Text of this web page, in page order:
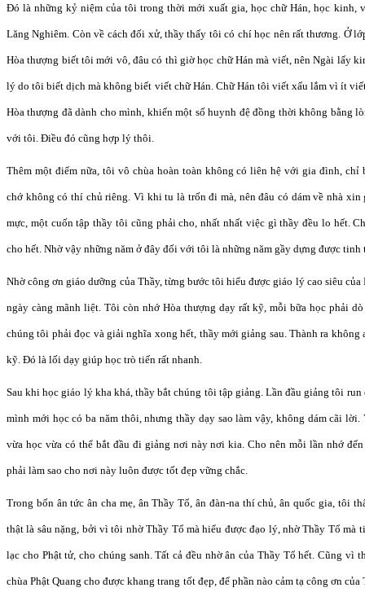
Đó là những kỷ niệm của tôi trong thời mới xuất gia, học chữ Hán, học kinh,
Lăng Nghiêm. Còn về cách đối xử, thầy thấy tôi có chí học nên rất thương. Ở
Hòa thượng biết tôi mới vô, đâu có thì giờ học chữ Hán mà viết, nên Ngài lấy
lý do tôi biết dịch mà không biết viết chữ Hán. Chữ Hán tôi viết xấu lắm vì ít
Hòa thượng đã dành cho mình, khiến một số huynh đệ đồng thời không bằng
với tôi. Điều đó cũng hợp lý thôi.
Thêm một điểm nữa, tôi vô chùa hoàn toàn không có liên hệ với gia đình, chỉ
chớ không có thí chủ riêng. Vì khi tu là trốn đi mà, nên đâu có dám về nhà
mực, một cuốn tập thầy tôi cũng phải cho, nhất nhất việc gì thầy đều lo hết.
cho hết. Nhờ vậy những năm ở đây đối với tôi là những năm gầy dựng được
Nhờ công ơn giáo dưỡng của Thầy, từng bước tôi hiểu được giáo lý cao siêu
ngày càng mãnh liệt. Tôi còn nhớ Hòa thượng dạy rất kỹ, mỗi bữa học phải
chúng tôi phải đọc và giải nghĩa xong hết, thầy mới giảng sau. Thành ra
kỹ. Đó là lối dạy giúp học trò tiến rất nhanh.
Sau khi học giáo lý kha khá, thầy bắt chúng tôi tập giảng. Lần đầu giảng tôi
mình mới học có ba năm thôi, nhưng thầy dạy sao làm vậy, không dám cãi
vừa học vừa có thể bắt đầu đi giảng nơi này nơi kia. Cho nên mỗi lần nhớ
phải làm sao cho nơi này luôn được tốt đẹp vững chắc.
Trong bốn ân tức ân cha mẹ, ân Thầy Tổ, ân đàn-na thí chủ, ân quốc gia, tôi
thật là sâu nặng, bởi vì tôi nhờ Thầy Tổ mà hiểu được đạo lý, nhờ Thầy Tổ mà
lạc cho Phật tử, cho chúng sanh. Tất cả đều nhờ ân của Thầy Tổ hết. Cũng vì
chùa Phật Quang cho được khang trang tốt đẹp, để phần nào cảm tạ công ơn